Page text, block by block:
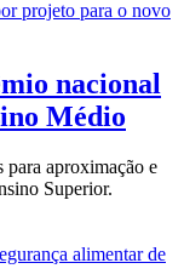
nacional
Médio
para aproximação e
Superior.